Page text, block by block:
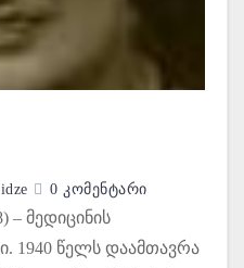
0 Კომენტარი
– მედიცინის
1940 წელს დაამთავრა